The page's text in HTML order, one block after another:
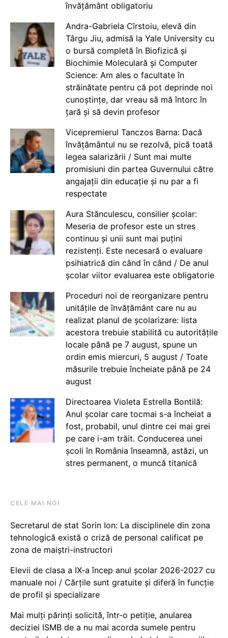
învățământ obligatoriu
Andra-Gabriela Cîrstoiu, elevă din
Târgu Jiu, admisă la Yale University cu
o bursă completă în Biofizică și
Biochimie Moleculară și Computer
Science: Am ales o facultate în
străinătate pentru că pot deprinde noi
cunoștințe, dar vreau să mă întorc în
țară și să devin profesor
Vicepremierul Tanczos Barna: Dacă
învățământul nu se rezolvă, pică toată
legea salarizării / Sunt mai multe
promisiuni din partea Guvernului către
angajații din educație și nu par a fi
respectate
Aura Stănculescu, consilier școlar:
Meseria de profesor este un stres
continuu și unii sunt mai puțini
rezistenți. Este necesară o evaluare
psihiatrică din când în când / De anul
școlar viitor evaluarea este obligatorie
Proceduri noi de reorganizare pentru
unitățile de învățământ care nu au
realizat planul de școlarizare: lista
acestora trebuie stabilită cu autoritățile
locale până pe 7 august, spune un
ordin emis miercuri, 5 august / Toate
măsurile trebuie încheiate până pe 24
august
Directoarea Violeta Estrella Bontilă:
Anul școlar care tocmai s-a încheiat a
fost, probabil, unul dintre cei mai grei
pe care i-am trăit. Conducerea unei
școli în România înseamnă, astăzi, un
stres permanent, o muncă titanică
CELE MAI NOI
Secretarul de stat Sorin Ion: La disciplinele din zona
tehnologică există o criză de personal calificat pe
zona de maiștri-instructori
Elevii de clasa a IX-a încep anul școlar 2026-2027 cu
manuale noi / Cărțile sunt gratuite și diferă în funcție
de profil și specializare
Mai mulți părinți solicită, într-o petiție, anularea
deciziei ISMB de a nu mai acorda sumele pentru